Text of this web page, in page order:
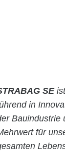
SE
in
Bauindustrie
für